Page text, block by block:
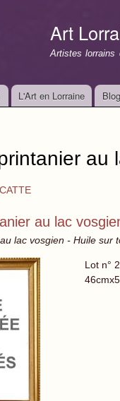
Art
Artistes lorrains
L'Art en Lorraine Blog
au
au lac
lac vosgien - Huile sur
Lot n°